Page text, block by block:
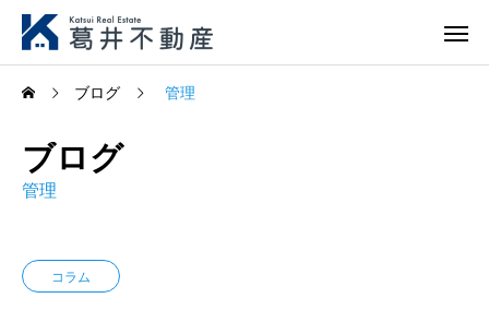
ブログ 管理
ブログ
管理
コラム